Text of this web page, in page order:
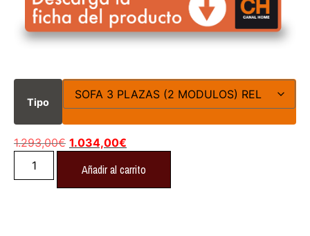
Tipo
1.293,00€ 1.034,00€
Añadir al carrito